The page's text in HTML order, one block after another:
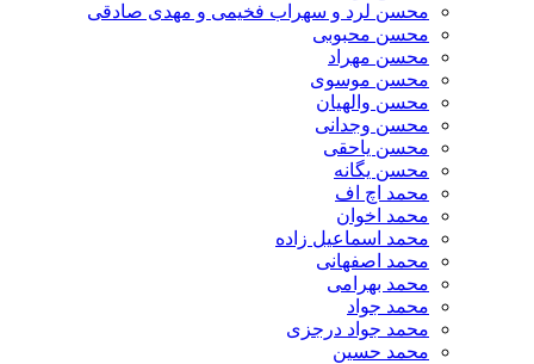
محسن لرد و سهراب فخیمی و مهدی صادقی
محسن محبوبی
محسن مهراد
محسن موسوی
محسن والهیان
محسن وجدانی
محسن یاحقی
محسن یگانه
محمد اچ اف
محمد اخوان
محمد اسماعیل زاده
محمد اصفهانی
محمد بهرامی
محمد جواد
محمد جواد درجزی
محمد حسین